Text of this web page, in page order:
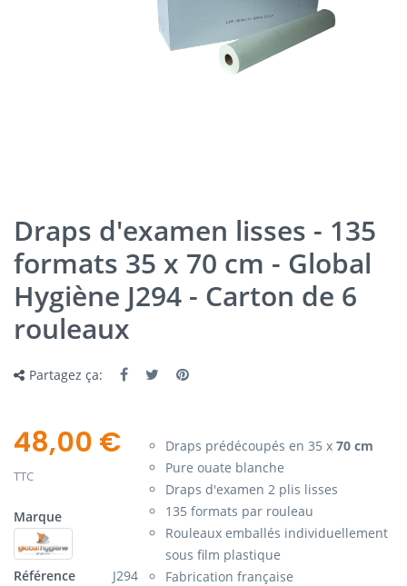
Draps d'examen lisses - 135
formats 35 x 70 cm - Global
Hygiène J294 - Carton de 6
rouleaux
Partagez ça:
48,00 €
TTC
Marque
Référence J294
Draps prédécoupés en 35 x70 cm
Pure ouate blanche
Draps d'examen 2 plis lisses
135 formats par rouleau
Rouleaux emballés individuellement
sous film plastique
Fabrication française